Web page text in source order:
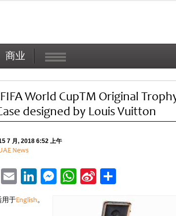
商业
World CupTM Original
designed by Louis Vuitton
7 月, 2018 6:52 上午
News
EmailLinkedIn
Messenger
WhatsApp
Sina分
用于English。